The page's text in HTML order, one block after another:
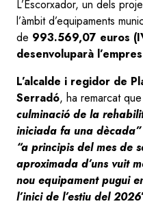
L’Escorxador, un dels
l’àmbit d’equipaments
de 993.569,07 euros
desenvoluparà
L’alcalde i regidor de
Serradó, ha remarcat
culminació de la
iniciada fa una
“a principis del mes de
aproximada d’uns vuit
nou equipament pugui
l’inici de l’estiu del 2026